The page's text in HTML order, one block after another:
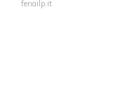
fenailp.it